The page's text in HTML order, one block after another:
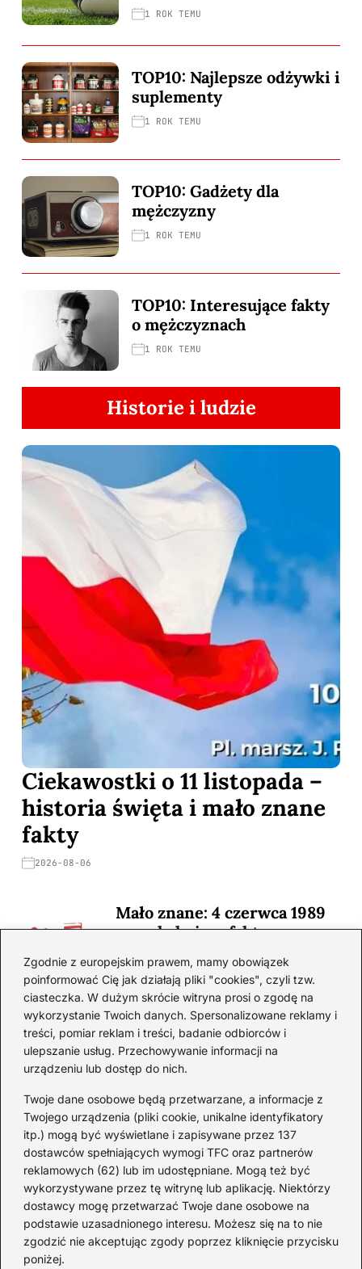
Zgodnie z europejskim prawem, mamy obowiązek
poinformować Cię jak działają pliki "cookies", czyli tzw.
ciasteczka. W dużym skrócie witryna prosi o zgodę na
wykorzystanie Twoich danych. Spersonalizowane reklamy i
treści, pomiar reklam i treści, badanie odbiorców i
ulepszanie usług. Przechowywanie informacji na
urządzeniu lub dostęp do nich.
Twoje dane osobowe będą przetwarzane, a informacje z
Twojego urządzenia (pliki cookie, unikalne identyfikatory
itp.) mogą być wyświetlane i zapisywane przez 137
dostawców spełniających wymogi TFC oraz partnerów
reklamowych (62) lub im udostępniane. Mogą też być
wykorzystywane przez tę witrynę lub aplikację. Niektórzy
dostawcy mogę przetwarzać Twoje dane osobowe na
podstawie uzasadnionego interesu. Możesz się na to nie
zgodzić nie akceptując zgody poprzez kliknięcie przycisku
poniżej.
1 ROK TEMU
TOP10: Najlepsze odżywki i
suplementy
1 ROK TEMU
TOP10: Gadżety dla
mężczyzny
1 ROK TEMU
TOP10: Interesujące fakty
o mężczyznach
1 ROK TEMU
Historie i ludzie
Ciekawostki o 11 listopada –
historia święta i mało znane
fakty
2026-08-06
Mało znane: 4 czerwca 1989
— zaskakujące fakty
2026-08-03
Ciekawostki o 1. wojnie
światowej — mało znane
fakty i historie
2026-08-02
Zaskakujące ciekawostki o
Krzysztofie Kolumbie
2026-07-20
Mało znane ciekawostki o
Wisławie Szymborskiej
2026-07-16
Zaskakujące ciekawostki o